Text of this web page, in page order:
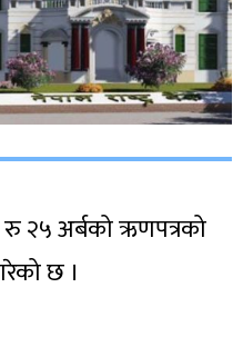
रु २५ अर्बको ऋणपत्रको
छ ।